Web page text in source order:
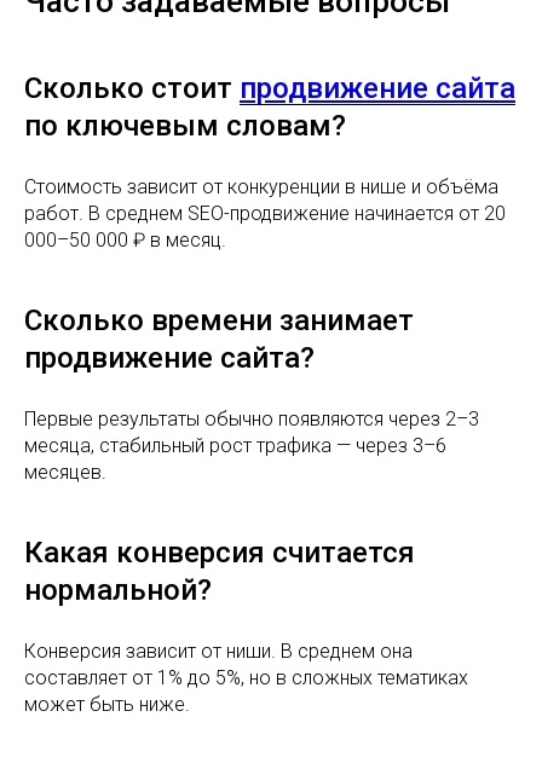
Сколько стоит продвижение сайта
по ключевым словам?
Стоимость зависит от конкуренции в нише и объёма
работ. В среднем SEO-продвижение начинается от 20
000–50 000 ₽ в месяц.
Сколько времени занимает
продвижение сайта?
Первые результаты обычно появляются через 2–3
месяца, стабильный рост трафика — через 3–6
месяцев.
Какая конверсия считается
нормальной?
Конверсия зависит от ниши. В среднем она
составляет от 1% до 5%, но в сложных тематиках
может быть ниже.